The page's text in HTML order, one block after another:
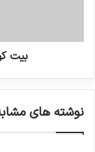
بیت‌
نوشته های